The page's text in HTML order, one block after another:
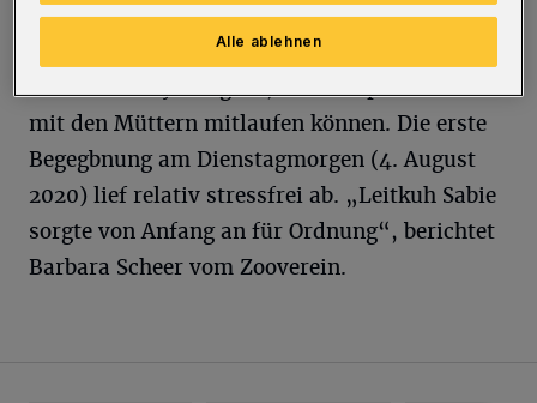
gefährden, lange Zeit nicht mit der
Elefantenfamilie zusammen sein. Nun sind die
mit den Müttern mitlaufen können. Die erste
Begegbnung am Dienstagmorgen (4. August
2020) lief relativ stressfrei ab. „Leitkuh Sabie
sorgte von Anfang an für Ordnung“, berichtet
Barbara Scheer vom Zooverein.
Alle ablehnen